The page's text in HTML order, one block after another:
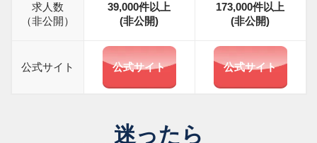
求人数
（非公開）
39,000件以上
(非公開)
173,000件以上
(非公開)
公式サイト 公式サイト 公式サイト
迷ったら